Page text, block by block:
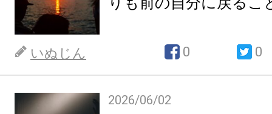
いぬじん 0 0
2026/06/02